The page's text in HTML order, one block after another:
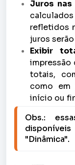
Juros
refletidos
juros
Exibir
impressão
totais,
como em
início ou
Obs.:
"Dinâmica".